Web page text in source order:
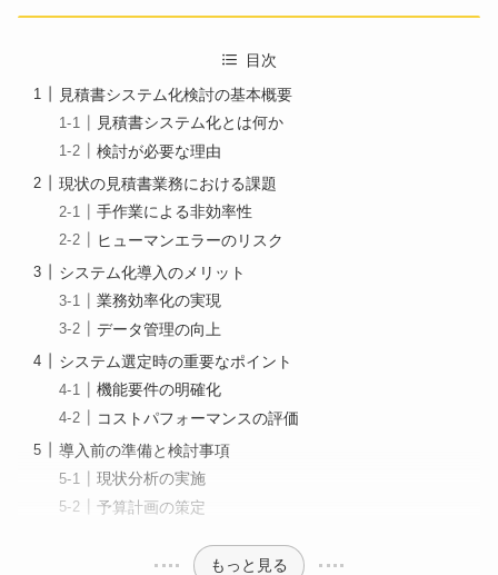
目次
見積書システム化検討の基本概要
見積書システム化とは何か
検討が必要な理由
現状の見積書業務における課題
手作業による非効率性
ヒューマンエラーのリスク
システム化導入のメリット
業務効率化の実現
データ管理の向上
システム選定時の重要なポイント
機能要件の明確化
コストパフォーマンスの評価
導入前の準備と検討事項
現状分析の実施
予算計画の策定
もっと見る